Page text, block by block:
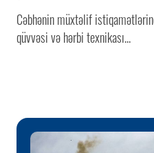
Cəbhənin müxtəlif
qüvvəsi və hərbi texnikası...